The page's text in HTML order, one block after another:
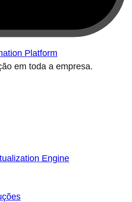
Platform
em toda a empresa.
Engine